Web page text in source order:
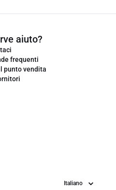
aiuto?
frequenti
punto vendita
Lingua